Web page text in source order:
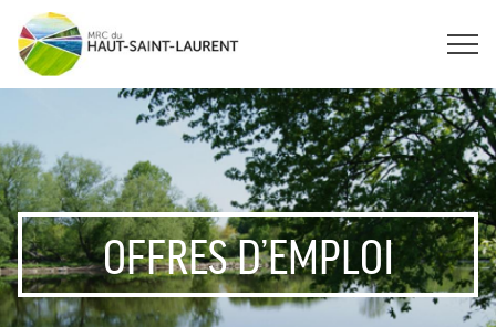
OFFRES D’EMPLOI